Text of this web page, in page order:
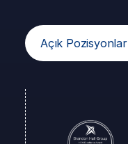
Açık Pozisyonlar